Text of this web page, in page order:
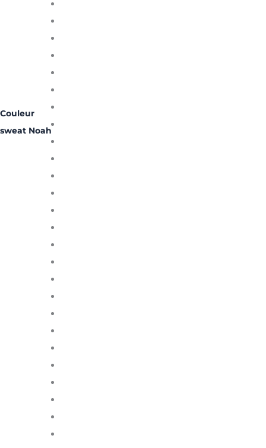
Couleur
sweat Noah